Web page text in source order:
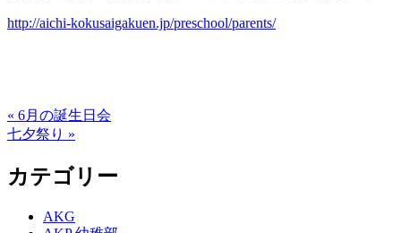
http://aichi-kokusaigakuen.jp/preschool/parents/
« 6月の誕生日会
七夕祭り »
カテゴリー
AKG